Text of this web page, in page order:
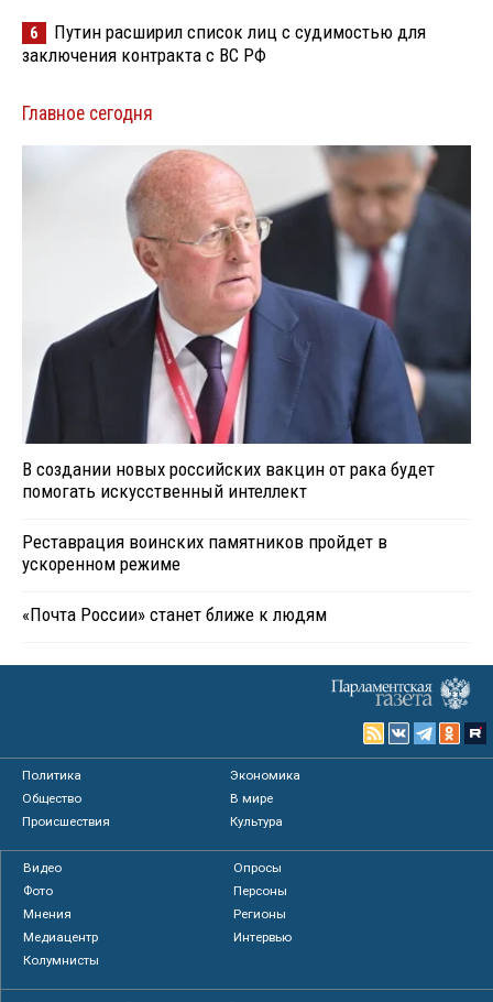
6
Путин расширил список лиц с судимостью для
заключения контракта с ВС РФ
Главное сегодня
В создании новых российских вакцин от рака будет
помогать искусственный интеллект
Реставрация воинских памятников пройдет в
ускоренном режиме
«Почта России» станет ближе к людям
Политика
Экономика
Общество
В мире
Происшествия
Культура
Видео
Опросы
Фото
Персоны
Мнения
Регионы
Медиацентр
Интервью
Колумнисты